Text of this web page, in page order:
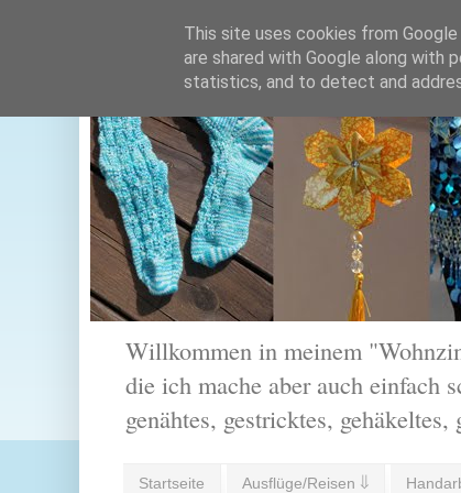
Willkommen in meinem
die ich mache aber auch einfach
genähtes, gestricktes,
Startseite Ausflüge/Reisen ⇓
This site uses cookies from
are shared with Google along with
statistics, and to detect and